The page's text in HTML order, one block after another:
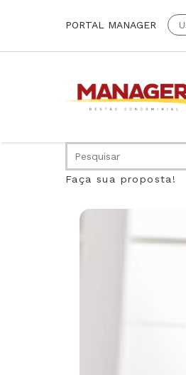
PORTAL MANAGER
Faça sua proposta!